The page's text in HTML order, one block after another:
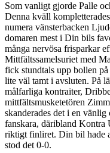
Som vanligt gjorde Palle
Denna kväll
numera vänsterbacken
domaren mest i Din bils
många nervösa frisparkar
Mittfältssamelsuriet med
fick stundtals upp bollen
lite väl tamt i avsluten. På
målfarliga kontraiter,
mittfältsmusketetören
skanderades det i en
fanskara, däribland Kontra
riktigt finliret. Din bil hade
stod det 0-0.